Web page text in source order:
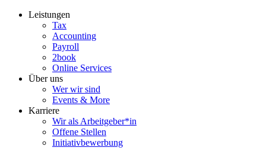
Zum
Leistungen
Tax
Accounting
Payroll
2book
Online Services
Über uns
Wer wir sind
Events & More
Karriere
Wir als Arbeitgeber*in
Offene Stellen
Initiativbewerbung